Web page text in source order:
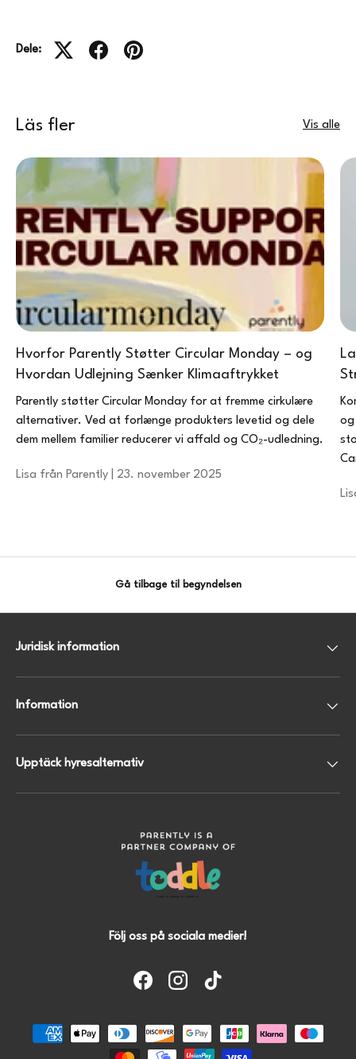
Dele:
Läs fler Vis alle
Hvorfor Parently Støtter Circular Monday – og
Hvordan Udlejning Sænker Klimaaftrykket
Parently støtter Circular Monday for at fremme cirkulære
alternativer. Ved at forlænge produkters levetid og dele
dem mellem familier reducerer vi affald og CO₂-udledning.
Lisa från Parently | 23. november 2025
og
Gå tilbage til begyndelsen
Juridisk information
Information
Upptäck hyresalternativ
Följ oss på sociala medier!
FacebookInstagramTikTok
Accepterede betalingsmetoder